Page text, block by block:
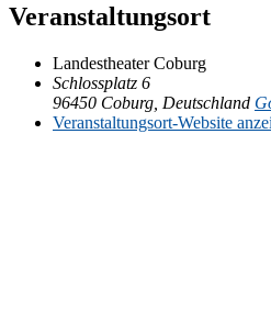
Veranstaltungsort
Lan­des­thea­ter Coburg
Schloss­platz 6
96450 Co­burg Deutsch­land
Ver­an­stal­tungs­ort-Web­site